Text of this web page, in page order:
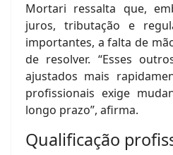
Mortari ressalta que,
juros, tributação e
importantes, a falta de
de resolver. “Esses
ajustados mais
profissionais exige
longo prazo”, afirma.
Qualificação